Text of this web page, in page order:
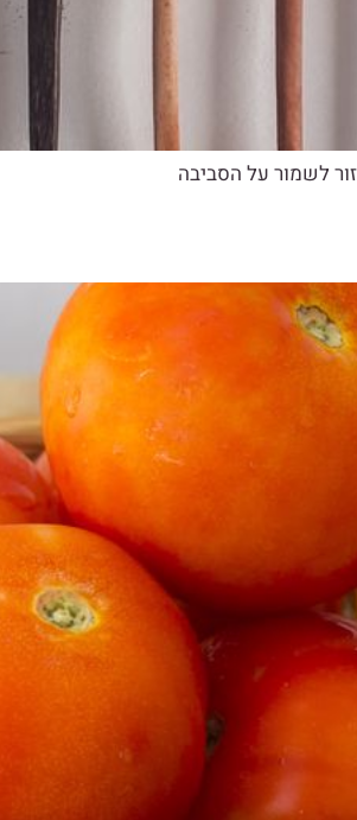
לשמור על הסביבה